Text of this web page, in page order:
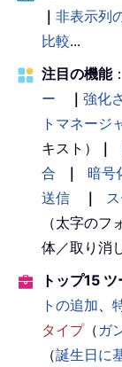
｜ 非表示列
比較...
注目の機能：
ー
｜ 強化
トマネージ
キスト）
｜
合
｜ 暗号
送信
｜
（太字の
体／取り消
トップ15
トの追加
タイプ（ ガ
（誕生日に